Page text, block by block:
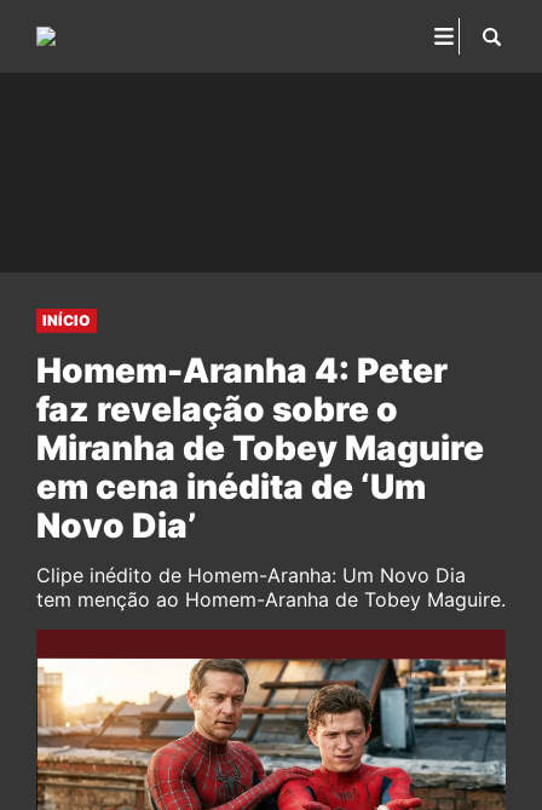
INÍCIO
Homem-Aranha 4: Peter
faz revelação sobre o
Miranha de Tobey Maguire
em cena inédita de ‘Um
Novo Dia’
Clipe inédito de Homem-Aranha: Um Novo Dia
tem menção ao Homem-Aranha de Tobey Maguire.